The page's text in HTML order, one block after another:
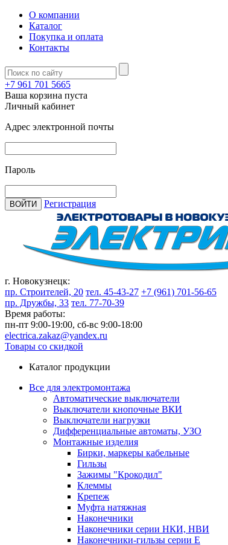
О компании
Каталог
Покупка и оплата
Контакты
+7 961 701 5665
Ваша корзина пуста
Личный кабинет
Адрес электронной почты
Пароль
ВОЙТИ Регистрация
г. Новокузнецк:
пр. Строителей, 20 тел. 45-43-27 +7 (961) 701-56-65
пр. Дружбы, 33 тел. 77-70-39
Время работы:
пн-пт 9:00-19:00, сб-вс 9:00-18:00
electrica.zakaz@yandex.ru
Товары со скидкой
Каталог продукции
Все для электромонтажа
Автоматические выключатели
Выключатели кнопочные ВКИ
Выключатели нагрузки
Дифференциальные автоматы, УЗО
Монтажные изделия
Бирки, маркеры кабельные
Гильзы
Зажимы "Крокодил"
Клеммы
Крепеж
Муфта натяжная
Наконечники
Наконечники серии НКИ, НВИ
Наконечники-гильзы серии Е